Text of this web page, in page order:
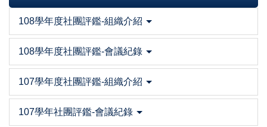
108學年度社團評鑑-組織介紹
108學年度社團評鑑-會議紀錄
107學年度社團評鑑-組織介紹
107學年社團評鑑-會議紀錄